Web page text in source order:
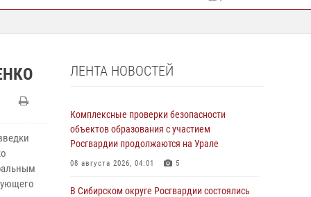
ЛЕНТА НОВОСТЕЙ
Комплексные проверки безопасности
объектов образования с участием
Росгвардии продолжаются на Урале
08 августа 2026, 04:01 5
В Сибирском округе Росгвардии состоялись